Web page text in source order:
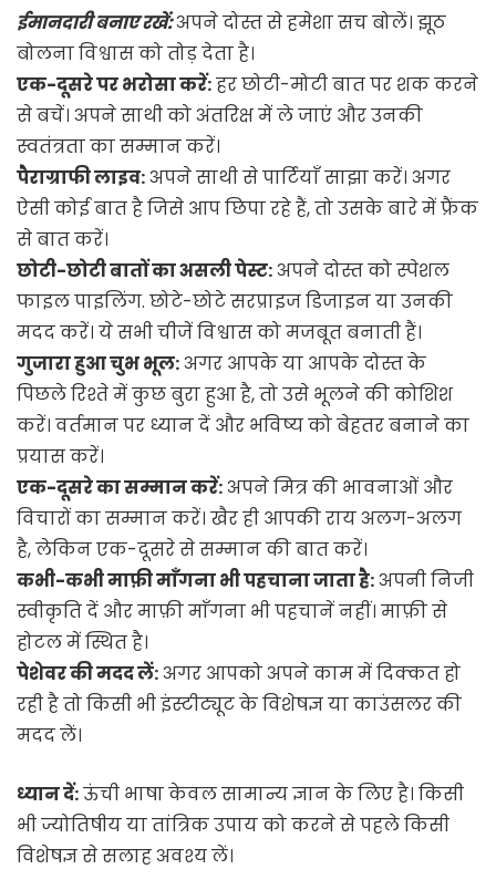
ईमानदारी बनाए रखें:अपने दोस्त से हमेशा सच बोलें। झूठ
बोलना विश्वास को तोड़ देता है।
एक-दूसरे पर भरोसा करें:हर छोटी-मोटी बात पर शक करने
से बचें। अपने साथी को अंतरिक्ष में ले जाएं और उनकी
स्वतंत्रता का सम्मान करें।
पैराग्राफी लाइव:अपने साथी से पार्टियाँ साझा करें। अगर
ऐसी कोई बात है जिसे आप छिपा रहे हैं, तो उसके बारे में फ्रैंक
से बात करें।
छोटी-छोटी बातों का असली पेस्ट:अपने दोस्त को स्पेशल
फाइल पाइलिंग. छोटे-छोटे सरप्राइज डिजाइन या उनकी
मदद करें। ये सभी चीजें विश्वास को मजबूत बनाती हैं।
गुजारा हुआ चुभ भूल:अगर आपके या आपके दोस्त के
पिछले रिश्ते में कुछ बुरा हुआ है, तो उसे भूलने की कोशिश
करें। वर्तमान पर ध्यान दें और भविष्य को बेहतर बनाने का
प्रयास करें।
एक-दूसरे का सम्मान करें:अपने मित्र की भावनाओं और
विचारों का सम्मान करें। खैर ही आपकी राय अलग-अलग
है, लेकिन एक-दूसरे से सम्मान की बात करें।
कभी-कभी माफ़ी माँगना भी पहचाना जाता है:अपनी निजी
स्वीकृति दें और माफ़ी माँगना भी पहचानें नहीं। माफ़ी से
होटल में स्थित है।
पेशेवर की मदद लें:अगर आपको अपने काम में दिक्कत हो
रही है तो किसी भी इंस्टीट्यूट के विशेषज्ञ या काउंसलर की
मदद लें।
ध्यान दें:ऊंची भाषा केवल सामान्य ज्ञान के लिए है। किसी
भी ज्योतिषीय या तांत्रिक उपाय को करने से पहले किसी
विशेषज्ञ से सलाह अवश्य लें।